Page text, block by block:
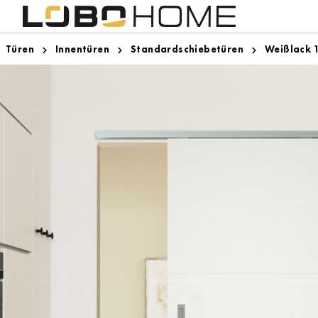
Innentüren Zargen
Designboden
Lighthouse Bremen
Türen Innentüren Standardschiebetüren Weißlack